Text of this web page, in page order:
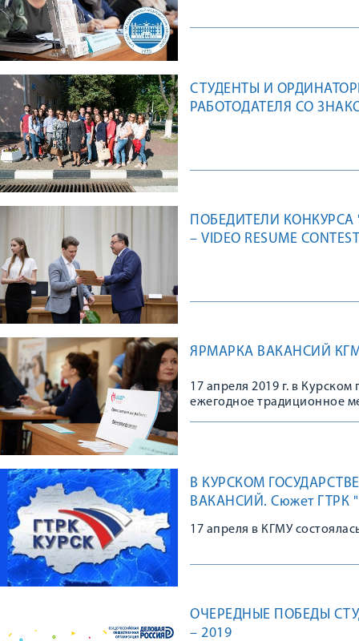
СТУДЕНТЫ И
РАБОТОДАТЕЛЯ СО
ПОБЕДИТЕЛИ
– VIDEO RESUME
ЯРМАРКА ВАКАНСИЙ
17 апреля 2019 г. в
ежегодное традиционное
В КУРСКОМ
ВАКАНСИЙ. Сюжет ГТРК
17 апреля в КГМУ
ОЧЕРЕДНЫЕ ПОБЕДЫ
– 2019